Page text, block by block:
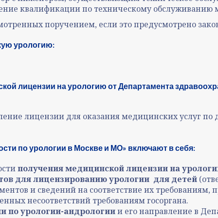
квалификации по техническому
поручением, если это предусмотрено
урологию:
лицензии на урологию от Департамента
лицензии для оказания медицинских услуг по
по урологии в Москве и МО» включают в себя:
получения медицинской лицензии на
для лицензированию урологии для детей
и сведений на соответствие их
несоответствий требованиям госоргана.
по урологии-андрологиии его направление в